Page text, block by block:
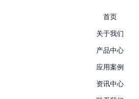
首页
关于我们
产品中心
应用案例
资讯中心